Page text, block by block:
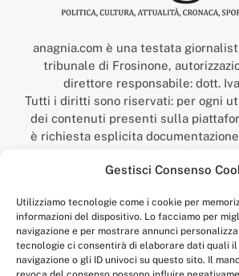
Gestisci Consenso
Utilizziamo tecnologie come i cookie per
informazioni del dispositivo. Lo facciamo per
navigazione e per mostrare annunci
tecnologie ci consentirà di elaborare dati quali
navigazione o gli ID univoci su questo sito. Il
anagnia.com è una testata
tribunale di Frosinone,
direttore responsabile: dott.
Tutti i diritti sono riservati: per ogni
dei contenuti presenti sulla
è richiesta esplicita
della redazione.
“Anagnia” è un marchio registrato
Economico,
num. registrazione: 302017000014044
Per contatti: